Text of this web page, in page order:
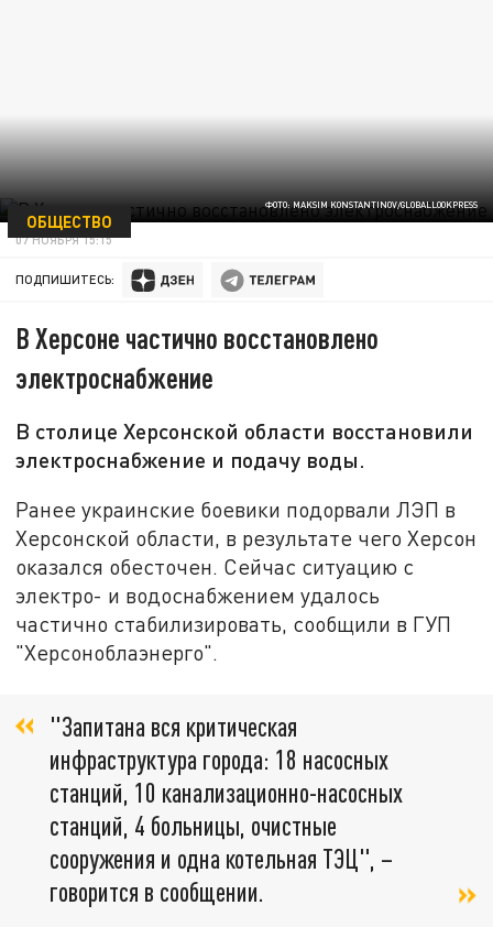
ФОТО: MAKSIM KONSTANTINOV/GLOBALLOOKPRESS
ОБЩЕСТВО
07 НОЯБРЯ 15:15
ПОДПИШИТЕСЬ:
В Херсоне частично восстановлено
электроснабжение
В столице Херсонской области восстановили
электроснабжение и подачу воды.
Ранее украинские боевики подорвали ЛЭП в
Херсонской области, в результате чего Херсон
оказался обесточен. Сейчас ситуацию с
электро- и водоснабжением удалось
частично стабилизировать, сообщили в ГУП
"Херсоноблаэнерго".
"Запитана вся критическая
инфраструктура города: 18 насосных
станций, 10 канализационно-насосных
станций, 4 больницы, очистные
сооружения и одна котельная ТЭЦ", –
говорится в сообщении.